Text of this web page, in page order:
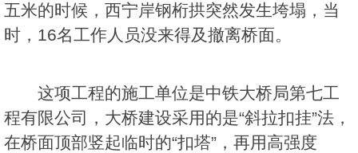
五米的时候，西宁岸钢桁拱突然发生垮塌，当
时，16名工作人员没来得及撤离桥面。
这项工程的施工单位是中铁大桥局第七工
程有限公司，大桥建设采用的是“斜拉扣挂”法，
在桥面顶部竖起临时的“扣塔”，再用高强度